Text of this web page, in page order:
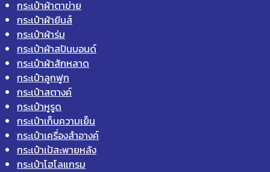
กระเป๋าผ้าตาข่าย
กระเป๋าผ้ายีนส์
กระเป๋าผ้าร่ม
กระเป๋าผ้าสปันบอนด์
กระเป๋าผ้าสักหลาด
กระเป๋าลูกฟูก
กระเป๋าสตางค์
กระเป๋าหูรูด
กระเป๋าเก็บความเย็น
กระเป๋าเครื่องสำอางค์
กระเป๋าเป้สะพายหลัง
กระเป๋าโฮโลแกรม